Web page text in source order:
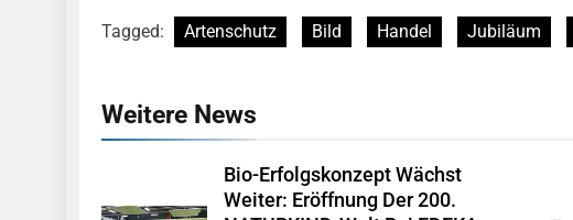
Tagged: Artenschutz Bild Handel Jubiläum
Weitere News
Bio-Erfolgskonzept Wächst
Weiter: Eröffnung Der 200.